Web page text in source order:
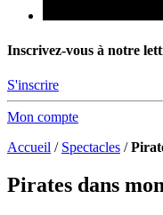
Inscrivez-vous à notre
S'inscrire
Mon compte
Accueil / Spectacles /
Pirates dans